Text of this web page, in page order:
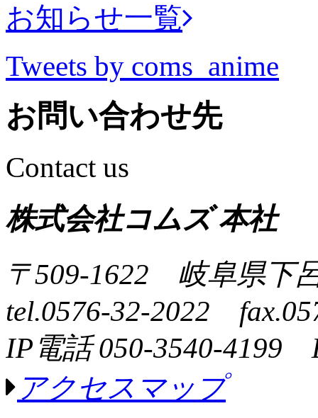
お知らせ一覧
Tweets by coms_anime
お問い合わせ先
Contact us
株式会社コムズ 本社
〒509-1622 岐阜県下
tel.0576-32-2022
IP電話 050-3540-4199
アクセスマップ